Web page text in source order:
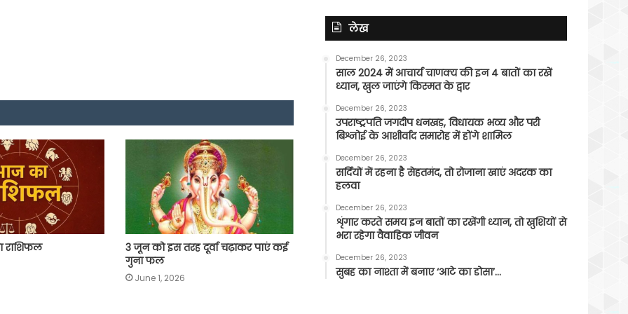
राशिफल
3 जून को इस तरह दूर्वा चढ़ाकर पाएं कई
गुना फल
June 1, 2026
लेख
December 26, 2023
साल 2024 में आचार्य चाणक्य की इन 4 बातों का रखें
ध्यान, खुल जाएंगे किस्मत के द्वार
December 26, 2023
उपराष्ट्रपति जगदीप धनखड़, विधायक भव्य और परी
बिश्नोई के आशीर्वाद समारोह में होंगे शामिल
December 26, 2023
सर्दियों में रहना है सेहतमंद, तो रोजाना खाएं अदरक का
हलवा
December 26, 2023
शृंगार करते समय इन बातों का रखेंगी ध्यान, तो खुशियों से
भरा रहेगा वैवाहिक जीवन
December 26, 2023
सुबह का नाश्ता में बनाए ‘आटे का डोसा’…